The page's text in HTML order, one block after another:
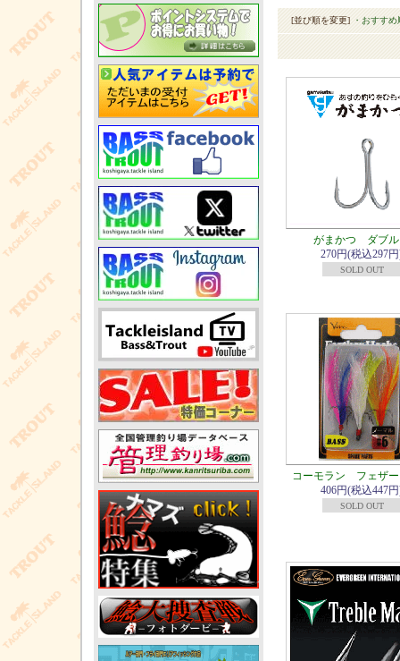
[並び順を変更] ・おすすめ
がまかつ ダブル
270円(税込297
SOLD OUT
コーモラン フェザー
406円(税込447
SOLD OUT